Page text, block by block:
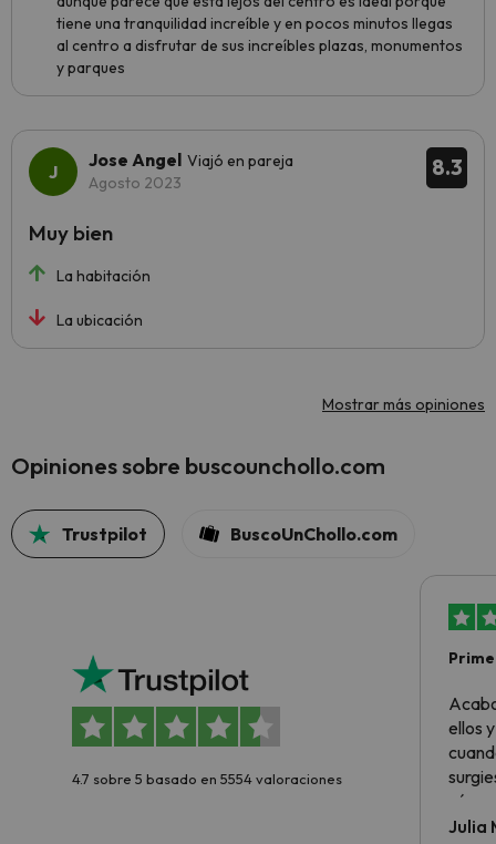
tiene una tranquilidad increíble y en pocos minutos llegas
al centro a disfrutar de sus increíbles plazas, monumentos
y parques
8.3
Jose Angel Viajó en pareja
Agosto 2023
La habitación
La ubicación
Muy bien
Mostrar más opiniones
Opiniones sobre buscounchollo.com
Trustpilot BuscoUnChollo.com
4.7 sobre 5 basado en 5554 valoraciones
ellos
todo
Julia